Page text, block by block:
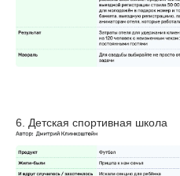
6. Детская спортивная школа